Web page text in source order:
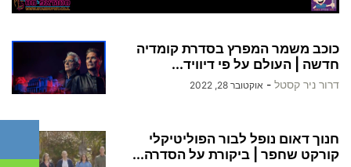
כוכב משמר המפרץ בסדרת קומדיה
חדשה | העולם על פי דיוויד...
דרור ניר קסטל - אוקטובר 28, 2022
חנוך דאום נופל לבור הפוליטיקלי
קורקט שחפר | ביקורת על הסדרה...